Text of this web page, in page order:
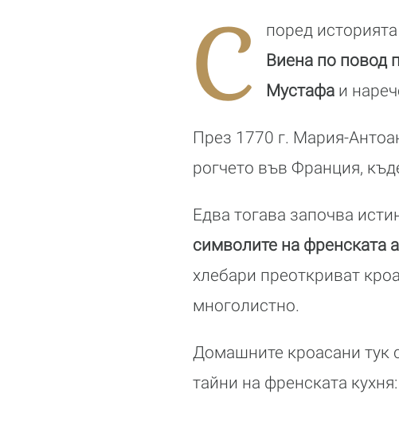
С поред историята
Виена по повод
Мустафа и
През 1770 г. Мария-
рогчето във Франция,
Едва тогава започва
символите на френската
хлебари преоткриват
многолистно.
Домашните кроасани тук
тайни на френската